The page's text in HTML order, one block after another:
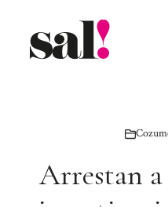
contenido
Arrestan a